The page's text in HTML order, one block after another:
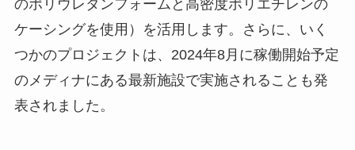
のポリウレタンフォームと高密度ポリエチレンの
ケーシングを使用）を活用します。さらに、いく
つかのプロジェクトは、2024年8月に稼働開始予定
のメディナにある最新施設で実施されることも発
表されました。